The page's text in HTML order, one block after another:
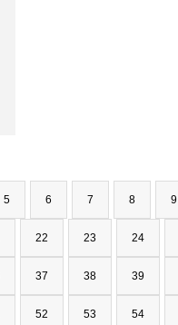
5 6 7 8 9
22 23 24
37 38 39
52 53 54